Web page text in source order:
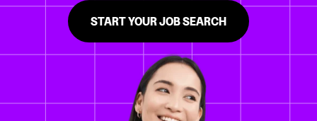
START YOUR JOB SEARCH